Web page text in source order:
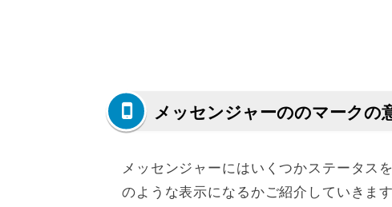
メッセンジャーののマークの
メッセンジャーにはいくつかステータス
のような表示になるかご紹介していきます